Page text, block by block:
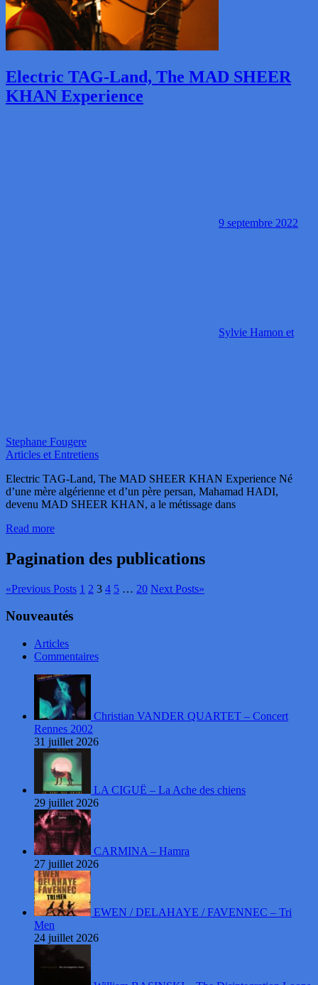
Electric TAG-Land, The MAD SHEER
KHAN Experience
9 septembre 2022
Sylvie Hamon et
Stephane Fougere
Articles et Entretiens
Electric TAG-Land, The MAD SHEER KHAN Experience Né
d’une mère algérienne et d’un père persan, Mahamad HADI,
devenu MAD SHEER KHAN, a le métissage dans
Read more
Pagination des publications
«Previous Posts 1 2 3 4 5 … 20 Next Posts»
Nouveautés
Articles
Commentaires
Christian VANDER QUARTET – Concert
Rennes 2002
31 juillet 2026
LA CIGUË – La Ache des chiens
29 juillet 2026
CARMINA – Hamra
27 juillet 2026
EWEN / DELAHAYE / FAVENNEC – Tri
Men
24 juillet 2026